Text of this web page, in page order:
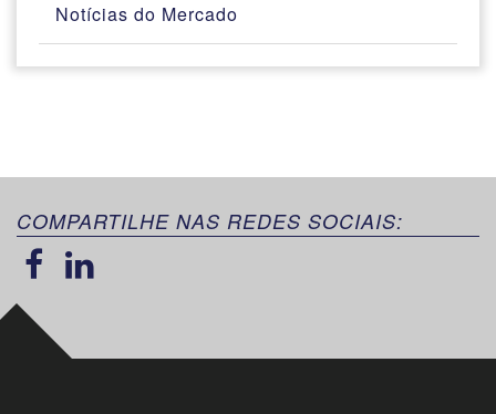
Notícias do Mercado
COMPARTILHE NAS REDES SOCIAIS: